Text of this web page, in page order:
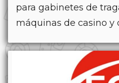
para gabinetes de
máquinas de casino y